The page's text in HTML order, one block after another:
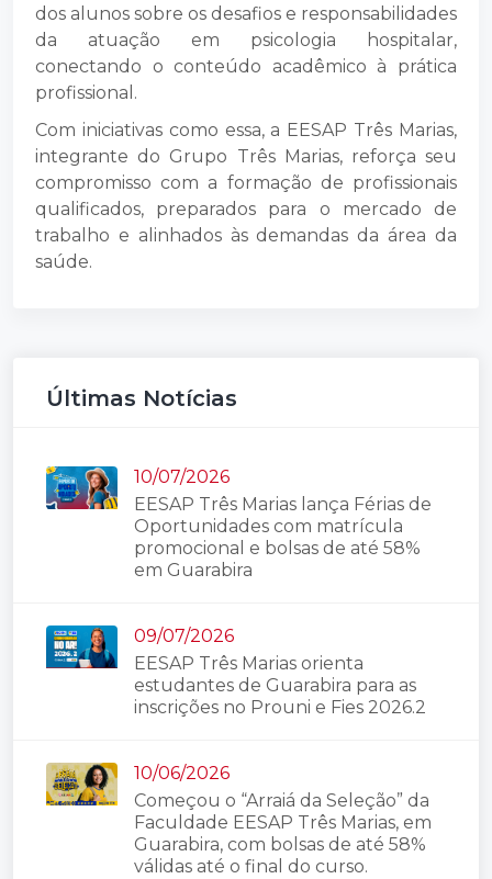
dos alunos sobre os desafios e responsabilidades
da atuação em psicologia hospitalar,
conectando o conteúdo acadêmico à prática
profissional.
Com iniciativas como essa, a EESAP Três Marias,
integrante do Grupo Três Marias, reforça seu
compromisso com a formação de profissionais
qualificados, preparados para o mercado de
trabalho e alinhados às demandas da área da
saúde.
Últimas Notícias
10/07/2026
EESAP Três Marias lança Férias de
Oportunidades com matrícula
promocional e bolsas de até 58%
em Guarabira
09/07/2026
EESAP Três Marias orienta
estudantes de Guarabira para as
inscrições no Prouni e Fies 2026.2
10/06/2026
Começou o “Arraiá da Seleção” da
Faculdade EESAP Três Marias, em
Guarabira, com bolsas de até 58%
válidas até o final do curso.